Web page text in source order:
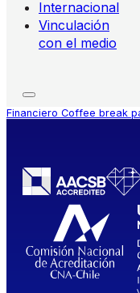
Internacional
Vinculación
con el medio
Financiero Coffee break